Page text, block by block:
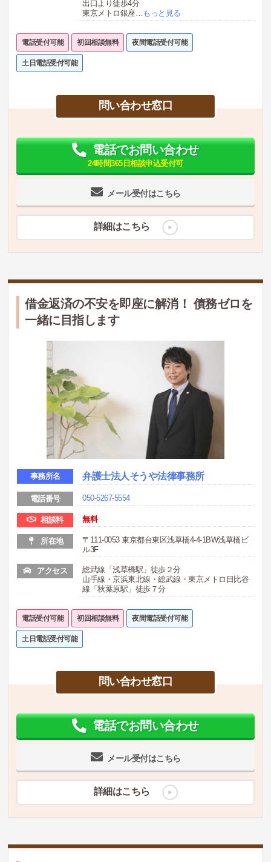
出口より徒歩4分
東京メトロ銀座… もっと見る
電話受付可能 初回相談無料 夜間電話受付可能
土日電話受付可能
問い合わせ窓口
メール受付はこちら
電話でお問い合わせ
24時間365日相談申込受付可
詳細はこちら
借金返済の不安を即座に解消！ 債務ゼロを
一緒に目指します
事務所名 弁護士法人そうや法律事務所
電話番号 050-5267-5554
相談料 無料
所在地
〒111-0053 東京都台東区浅草橋4-4-1BW浅草橋ビ
ル3F
アクセス
総武線「浅草橋駅」徒歩２分
山手線・京浜東北線・総武線・東京メトロ日比谷
線「秋葉原駅」徒歩７分
電話受付可能 初回相談無料 夜間電話受付可能
土日電話受付可能
問い合わせ窓口
メール受付はこちら
電話でお問い合わせ
詳細はこちら